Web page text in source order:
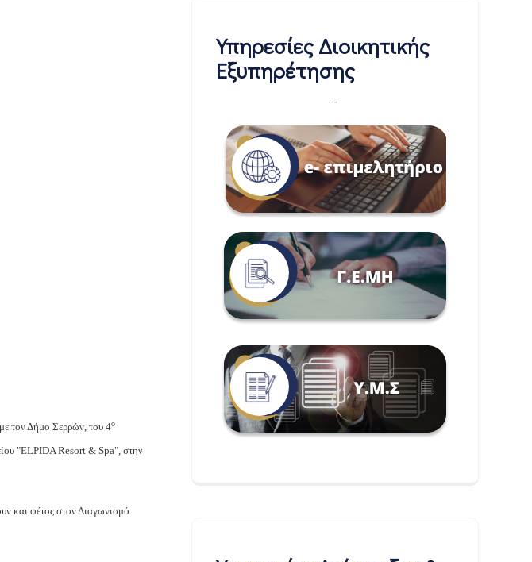
τον Δήμο Σερρών, του 4ο
"ELPIDA Resort & Spa", στην
και φέτος στον Διαγωνισμό
Υπηρεσίες Διοικητικής
Εξυπηρέτησης
-